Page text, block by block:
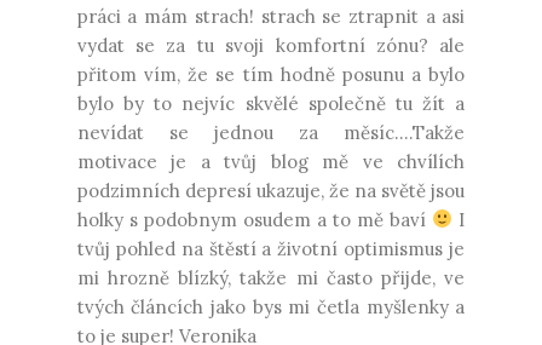
práci a mám strach! strach se ztrapnit a asi
vydat se za tu svoji komfortní zónu? ale
přitom vím, že se tím hodně posunu a bylo
bylo by to nejvíc skvělé společně tu žít a
nevídat se jednou za měsíc….Takže
motivace je a tvůj blog mě ve chvílích
podzimních depresí ukazuje, že na světě jsou
holky s podobnym osudem a to mě baví
I
tvůj pohled na štěstí a životní optimismus je
mi hrozně blízký, takže mi často přijde, ve
tvých článcích jako bys mi četla myšlenky a
to je super! Veronika